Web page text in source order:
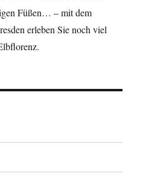
Füßen… – mit dem
erleben Sie noch viel